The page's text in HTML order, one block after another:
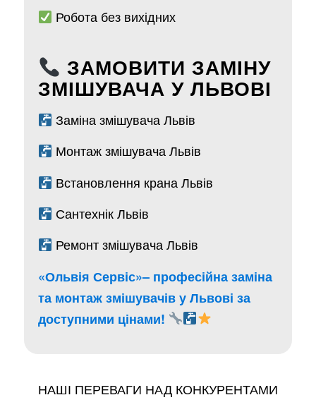
Робота без вихідних
ЗАМОВИТИ ЗАМІНУ
ЗМІШУВАЧА У ЛЬВОВІ
Заміна змішувача Львів
Монтаж змішувача Львів
Встановлення крана Львів
Сантехнік Львів
Ремонт змішувача Львів
«Ольвія Сервіс»– професійна заміна
та монтаж змішувачів у Львові за
доступними цінами!
НАШІ ПЕРЕВАГИ НАД КОНКУРЕНТАМИ